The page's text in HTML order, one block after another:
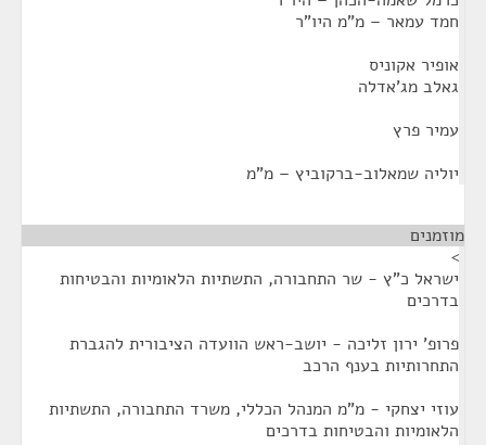
חמד עמאר – מ"מ היו"ר
אופיר אקוניס
גאלב מג'אדלה
עמיר פרץ
יוליה שמאלוב-ברקוביץ – מ"מ
מוזמנים
>
ישראל כ"ץ - שר התחבורה, התשתיות הלאומיות והבטיחות
בדרכים
פרופ' ירון זליכה - יושב-ראש הוועדה הציבורית להגברת
התחרותיות בענף הרכב
עוזי יצחקי - מ"מ המנהל הכללי, משרד התחבורה, התשתיות
הלאומיות והבטיחות בדרכים